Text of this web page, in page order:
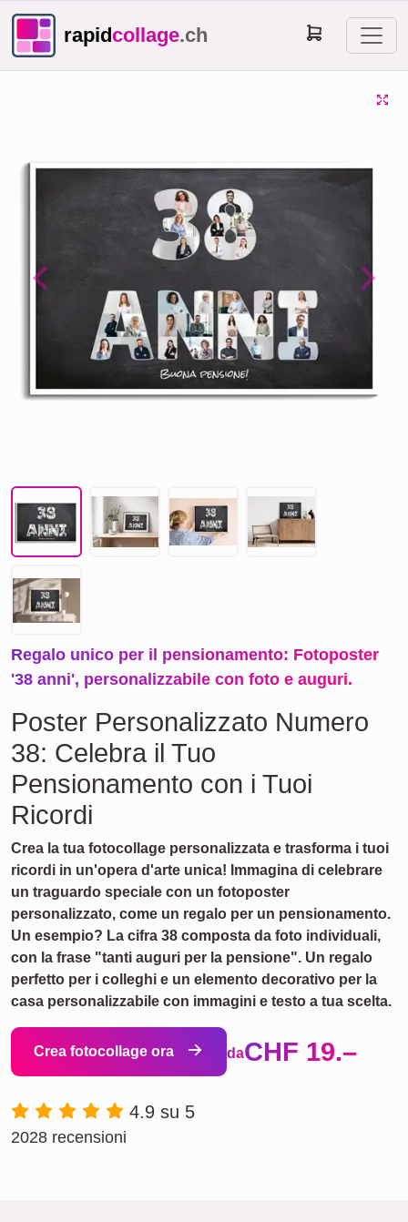
rapidcollage.ch
Previous Next
Regalo unico per il pensionamento: Fotoposter
'38 anni', personalizzabile con foto e auguri.
Poster Personalizzato Numero
38: Celebra il Tuo
Pensionamento con i Tuoi
Ricordi
Crea la tua fotocollage personalizzata e trasforma i tuoi
ricordi in un'opera d'arte unica! Immagina di celebrare
un traguardo speciale con un fotoposter
personalizzato, come un regalo per un pensionamento.
Un esempio? La cifra 38 composta da foto individuali,
con la frase "tanti auguri per la pensione". Un regalo
perfetto per i colleghi e un elemento decorativo per la
casa personalizzabile con immagini e testo a tua scelta.
Crea fotocollage ora daCHF 19.–
4.9 su 5
2028 recensioni